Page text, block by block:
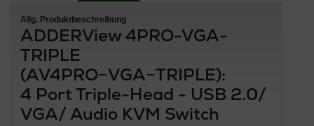
Allg. Produktbeschreibung
ADDERView 4PRO-VGA-
TRIPLE
(AV4PRO−VGA−TRIPLE):
4 Port Triple-Head - USB 2.0/
VGA/ Audio KVM Switch